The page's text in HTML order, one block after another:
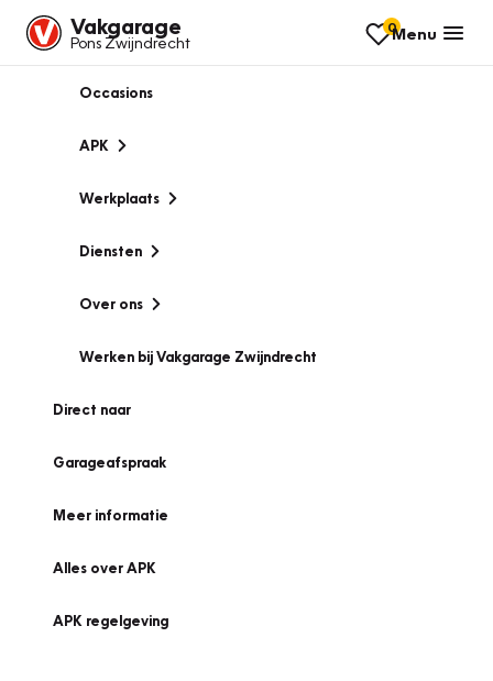
Vakgarage
Pons Zwijndrecht
0Menu
Occasions
APK
Werkplaats
Diensten
Over ons
Werken bij Vakgarage Zwijndrecht
Direct naar
Garageafspraak
Meer informatie
Alles over APK
APK regelgeving